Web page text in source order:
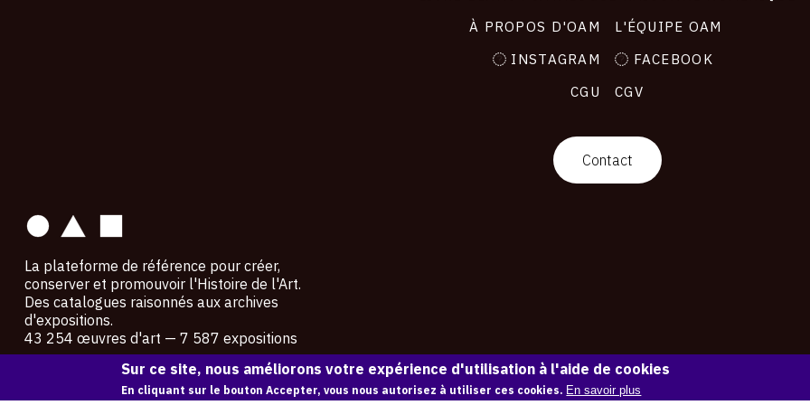
À PROPOS D'OAM
L'ÉQUIPE OAM
INSTAGRAM
FACEBOOK
CGU
CGV
Contact
La plateforme de référence pour créer,
conserver et promouvoir l'Histoire de l'Art.
Des catalogues raisonnés aux archives
d'expositions.
43 254 œuvres d'art — 7 587 expositions
Copyright © OAM 2026. Tous droits réservés.
Sur ce site, nous améliorons votre expérience d'utilisation à l'aide de cookies
En cliquant sur le bouton Accepter, vous nous autorisez à utiliser ces cookies. En savoir plus